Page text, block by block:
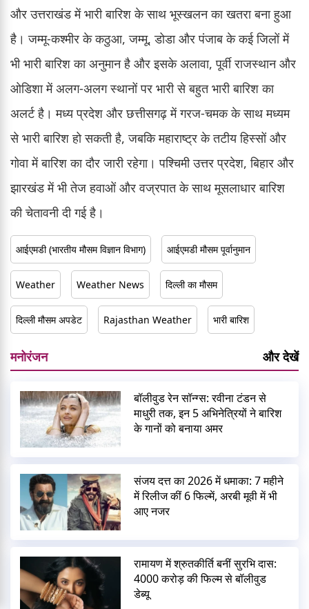
और उत्तराखंड में भारी बारिश के साथ भूस्खलन का खतरा बना हुआ
है। जम्मू-कश्मीर के कठुआ, जम्मू, डोडा और पंजाब के कई जिलों में
भी भारी बारिश का अनुमान है और इसके अलावा, पूर्वी राजस्थान और
ओडिशा में अलग-अलग स्थानों पर भारी से बहुत भारी बारिश का
अलर्ट है। मध्य प्रदेश और छत्तीसगढ़ में गरज-चमक के साथ मध्यम
से भारी बारिश हो सकती है, जबकि महाराष्ट्र के तटीय हिस्सों और
गोवा में बारिश का दौर जारी रहेगा। पश्चिमी उत्तर प्रदेश, बिहार और
झारखंड में भी तेज हवाओं और वज्रपात के साथ मूसलाधार बारिश
की चेतावनी दी गई है।
आईएमडी (भारतीय मौसम विज्ञान विभाग) आईएमडी मौसम पूर्वानुमान
Weather Weather News दिल्ली का मौसम
दिल्ली मौसम अपडेट Rajasthan Weather भारी बारिश
मनोरंजन और देखें
बॉलीवुड रेन सॉन्ग्स: रवीना टंडन से
माधुरी तक, इन 5 अभिनेत्रियों ने बारिश
के गानों को बनाया अमर
संजय दत्त का 2026 में धमाका: 7 महीने
में रिलीज कीं 6 फिल्में, अरबी मूवी में भी
आए नजर
रामायण में श्रुतकीर्ति बनीं सुरभि दास:
4000 करोड़ की फिल्म से बॉलीवुड
डेब्यू